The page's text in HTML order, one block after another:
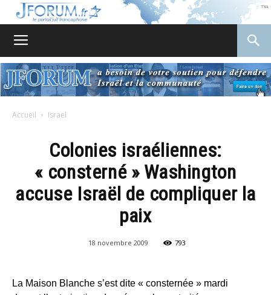
Accueil Israel
Colonies israéliennes:
« consterné » Washington
accuse Israël de compliquer la
paix
18 novembre 2009 793
La Maison Blanche s’est dite « consternée » mardi